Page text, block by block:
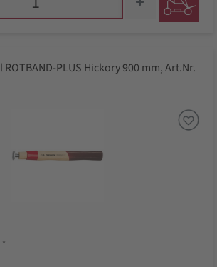
PLUS Hickory 900 mm, Art.Nr.
*